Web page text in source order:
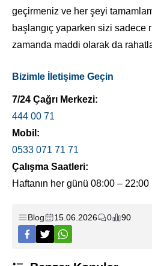
geçirmeniz ve her şeyi
başlangıç yaparken sizi sadece
zamanda maddi olarak da
Bizimle İletişime Geçin
7/24 Çağrı Merkezi:
444 00 71
Mobil:
0533 071 71 71
Çalışma Saatleri:
Haftanın her günü 08:00 – 22:00
Blog 15.06.2026 0 90